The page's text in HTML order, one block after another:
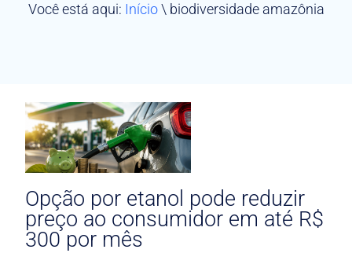
Você está aqui: Início\ biodiversidade amazônia
Opção por etanol pode reduzir
preço ao consumidor em até R$
300 por mês